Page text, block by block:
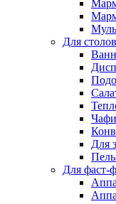
Для
Для
Для фаст-